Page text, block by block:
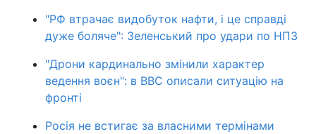
"РФ втрачає видобуток нафти, і це справді
дуже боляче": Зеленський про удари по НПЗ
"Дрони кардинально змінили характер
ведення воєн": в BBC описали ситуацію на
фронті
Росія не встигає за власними термінами